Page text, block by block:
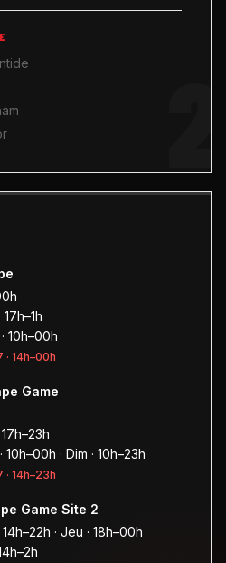
10h–00h
14h–00h
Game
10h–00h · Dim · 10h–23h
14h–23h
Game Site 2
· Jeu · 18h–00h